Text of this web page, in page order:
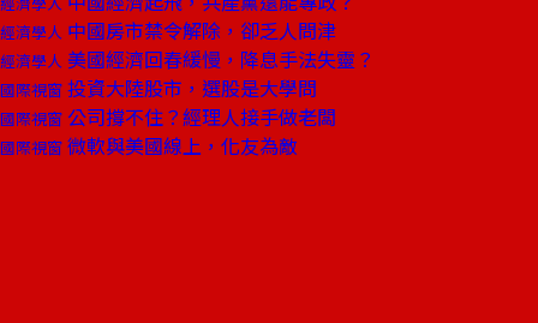
經濟學人 中國房市禁令解除，卻乏人問津
經濟學人 美國經濟回春緩慢，降息手法失靈？
國際視窗 投資大陸股市，選股是大學問
國際視窗 公司撐不住？經理人接手做老闆
國際視窗 微軟與美國線上，化友為敵